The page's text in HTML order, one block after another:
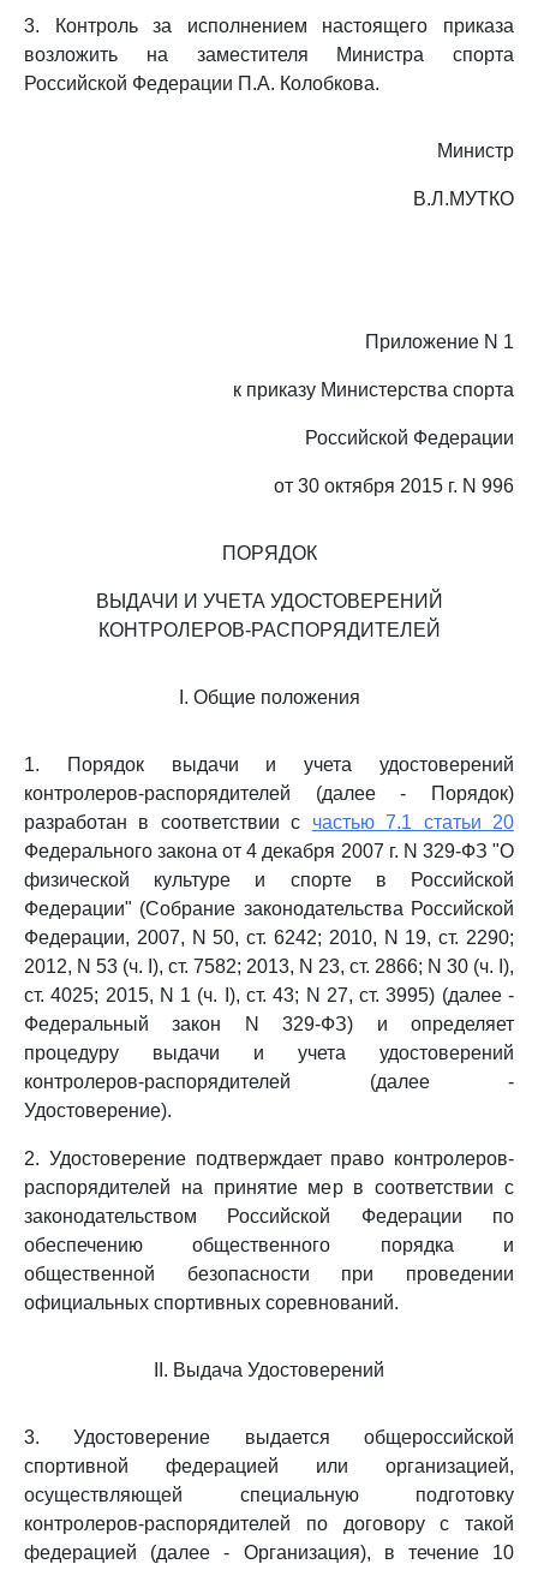
3. Контроль за исполнением настоящего приказа
возложить на заместителя Министра спорта
Российской Федерации П.А. Колобкова.
Министр
В.Л.МУТКО
Приложение N 1
к приказу Министерства спорта
Российской Федерации
от 30 октября 2015 г. N 996
ПОРЯДОК
ВЫДАЧИ И УЧЕТА УДОСТОВЕРЕНИЙ
КОНТРОЛЕРОВ-РАСПОРЯДИТЕЛЕЙ
I. Общие положения
1. Порядок выдачи и учета удостоверений
контролеров-распорядителей (далее - Порядок)
разработан в соответствии с частью 7.1 статьи 20
Федерального закона от 4 декабря 2007 г. N 329-ФЗ "О
физической культуре и спорте в Российской
Федерации" (Собрание законодательства Российской
Федерации, 2007, N 50, ст. 6242; 2010, N 19, ст. 2290;
2012, N 53 (ч. I), ст. 7582; 2013, N 23, ст. 2866; N 30 (ч. I),
ст. 4025; 2015, N 1 (ч. I), ст. 43; N 27, ст. 3995) (далее -
Федеральный закон N 329-ФЗ) и определяет
процедуру выдачи и учета удостоверений
контролеров-распорядителей (далее -
Удостоверение).
2. Удостоверение подтверждает право контролеров-
распорядителей на принятие мер в соответствии с
законодательством Российской Федерации по
обеспечению общественного порядка и
общественной безопасности при проведении
официальных спортивных соревнований.
II. Выдача Удостоверений
3. Удостоверение выдается общероссийской
спортивной федерацией или организацией,
осуществляющей специальную подготовку
контролеров-распорядителей по договору с такой
федерацией (далее - Организация), в течение 10